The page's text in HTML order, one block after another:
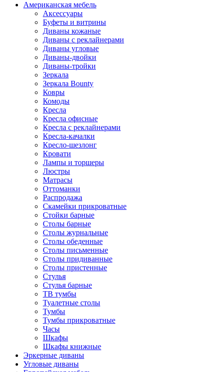
Американская мебель
Аксессуары
Буфеты и витрины
Диваны кожаные
Диваны с реклайнерами
Диваны угловые
Диваны-двойки
Диваны-тройки
Зеркала
Зеркала Bounty
Ковры
Комоды
Кресла
Кресла офисные
Кресла с реклайнерами
Кресла-качалки
Кресло-шезлонг
Кровати
Лампы и торшеры
Люстры
Матрасы
Оттоманки
Распродажа
Скамейки прикроватные
Стойки барные
Столы барные
Столы журнальные
Столы обеденные
Столы письменные
Столы придиванные
Столы пристенные
Стулья
Стулья барные
ТВ тумбы
Туалетные столы
Тумбы
Тумбы прикроватные
Часы
Шкафы
Шкафы книжные
Эркерные диваны
Угловые диваны